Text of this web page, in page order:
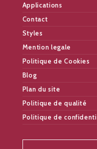
Applications
Contact
Styles
Mention legale
Politique de Cookies
Blog
Plan du site
Politique de qualité
Politique de